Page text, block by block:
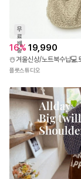
무
료
배
송
16% 19,990
플룻스튜디오